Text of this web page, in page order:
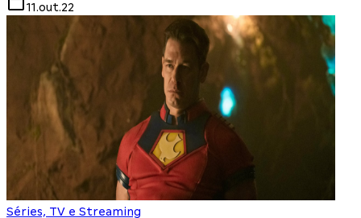
11.out.22
Séries, TV e Streaming